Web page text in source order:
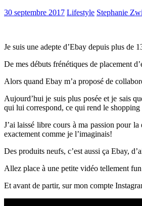
30 septembre 2017 Lifestyle Stephanie
Je suis une adepte d’Ebay depuis plus de
De mes débuts frénétiques de placement
Alors quand Ebay m’a proposé de
Aujourd’hui je suis plus posée et je sais
qui lui correspond, ce qui rend le
J’ai laissé libre cours à ma passion pour
exactement comme je l’imaginais!
Des produits neufs, c’est aussi ça Ebay,
Allez place à une petite vidéo tellement
Et avant de partir, sur mon compte